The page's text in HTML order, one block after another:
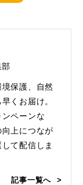
保護、自然
くお届け。
ペーンな
上につなが
て配信しま
記事一覧へ